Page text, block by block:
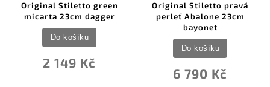
Original Stiletto green
micarta 23cm dagger
2 149 Kč
Do košíku
Original Stiletto pravá
perleť Abalone 23cm
bayonet
6 790 Kč
Do košíku